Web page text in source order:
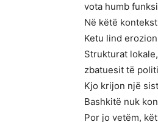
vota humb
Në këtë
Ketu lind
Strukturat
zbatuesit të
Kjo krijon një
Bashkitë nuk
Por jo vetëm,